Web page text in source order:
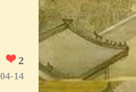
2
14